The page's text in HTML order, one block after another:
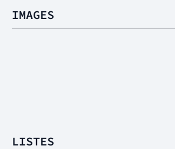
IMAGES
LISTES